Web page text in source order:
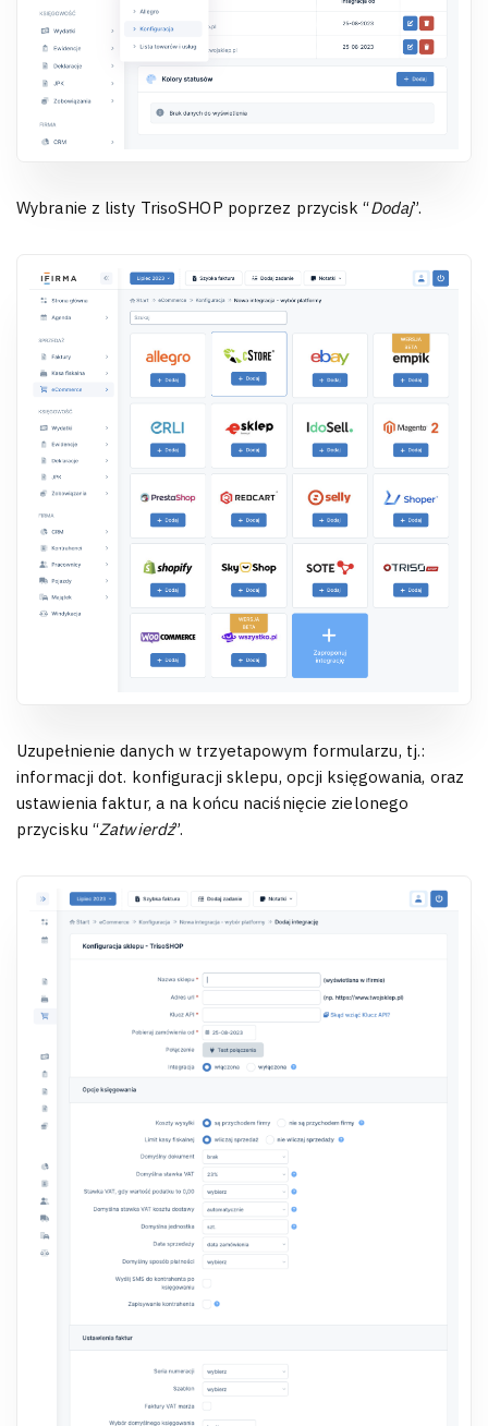
Wybranie z listy TrisoSHOP poprzez przycisk “Dodaj”.
Uzupełnienie danych w trzyetapowym formularzu, tj.:
informacji dot. konfiguracji sklepu, opcji księgowania, oraz
ustawienia faktur, a na końcu naciśnięcie zielonego
przycisku “Zatwierdź”.